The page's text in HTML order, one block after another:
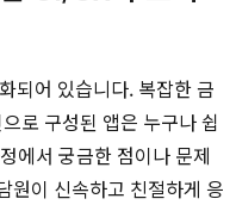
되어 있습니다. 복잡한 금
로 구성된 앱은 누구나 쉽
에서 궁금한 점이나 문제
원이 신속하고 친절하게 응